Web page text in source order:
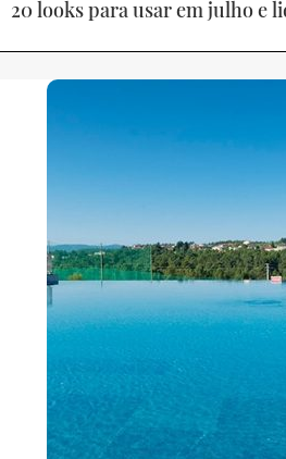
20 looks para usar em julho e